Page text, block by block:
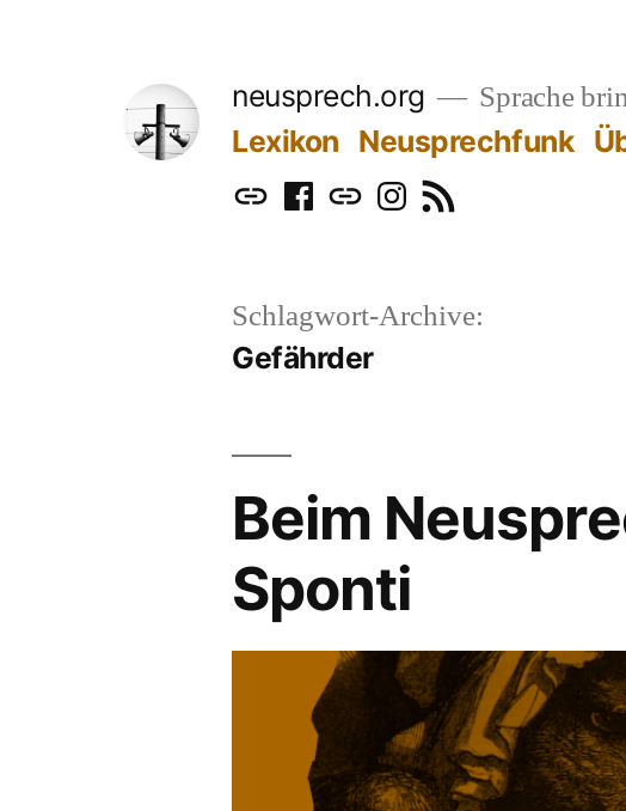
neusprech.org Sprache
Lexikon Neusprechfunk
MastodonFacebook
BlueskyInstagram
RSS
Schlagwort-Archive:
Gefährder
Beim
Sponti